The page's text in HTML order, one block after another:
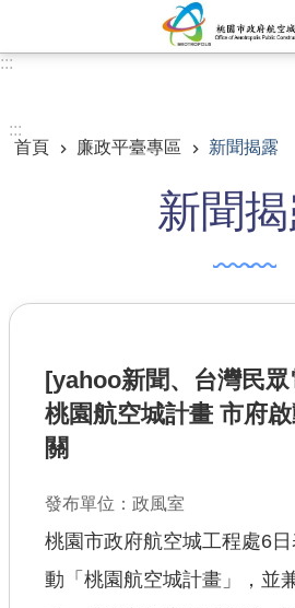
業務資訊
政府公開資訊
廉政平臺專區
查估
工程
:::
:::
首頁
廉政平臺專區 新聞揭露
新聞
[yahoo新聞、台灣民
桃園航空城計畫 市府
關
發布單位：政風室
桃園市政府航空城工程處6
動「桃園航空城計畫」，並